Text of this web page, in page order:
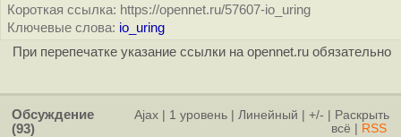
Короткая ссылка: https://opennet.ru/57607-io_uring
Ключевые слова: io_uring
При перепечатке указание ссылки на opennet.ru обязательно
Обсуждение
(93)
Ajax 1 уровень Линейный +/-
Раскрыть
всё
RSS